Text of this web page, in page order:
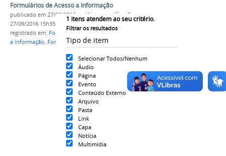
1 itens atendem ao seu critério.
Filtrar os resultados
Tipo de item
Selecionar Todos/Nenhum
Áudio
Página
Evento
Conteúdo Externo
Arquivo
Pasta
Link
Capa
Notícia
Multimídia
Formulários de Acesso a Informação
publicado em 27/09/2016 última modificação
27/09/2016 15h35
registrado em: Formulários de solicitação de acesso
a informação, Formulários, Acesso a Informação